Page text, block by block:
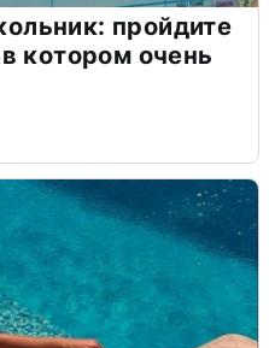
пройдите
котором очень